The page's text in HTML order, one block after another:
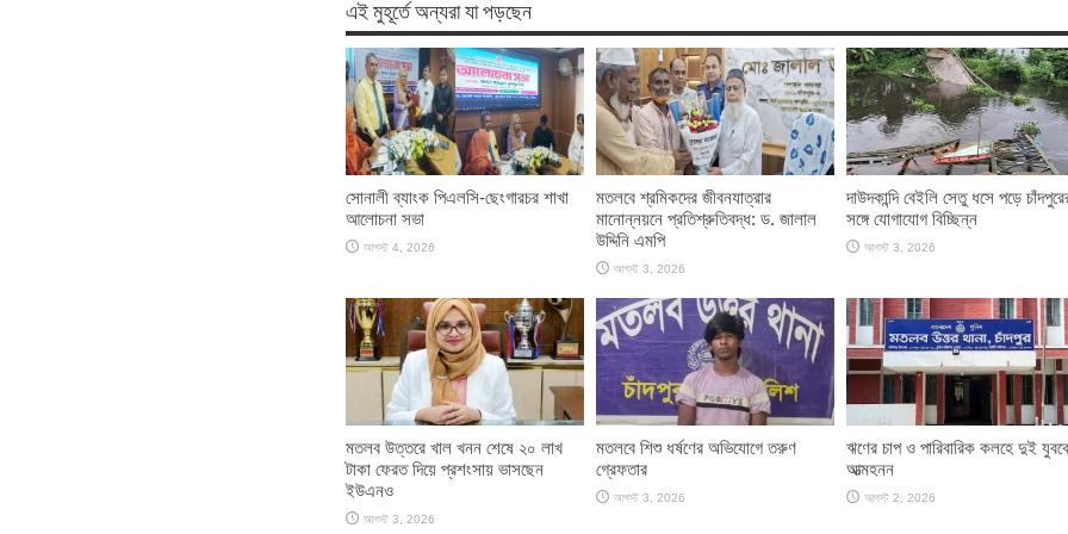
এই মুহূর্তে অন্যরা যা পড়ছেন
সোনালী ব্যাংক পিএলসি-ছেংগারচর শাখা
আলোচনা সভা
আগস্ট 4, 2026
মতলবে শ্রমিকদের জীবনযাত্রার
মানোন্নয়নে প্রতিশ্রুতিবদ্ধ: ড. জালাল
উদ্দিনি এমপি
আগস্ট 3, 2026
দাউদকান্দি বেইলি সেতু ধসে পড়ে
সঙ্গে যোগাযোগ বিচ্ছিন্ন
আগস্ট 3, 2026
মতলব উত্তরে খাল খনন শেষে ২০ লাখ
টাকা ফেরত দিয়ে প্রশংসায় ভাসছেন
ইউএনও
আগস্ট 3, 2026
মতলবে শিশু ধর্ষণের অভিযোগে তরুণ
গ্রেফতার
আগস্ট 3, 2026
ঋণের চাপ ও পারিবারিক কলহে দুই
আত্মহনন
আগস্ট 2, 2026